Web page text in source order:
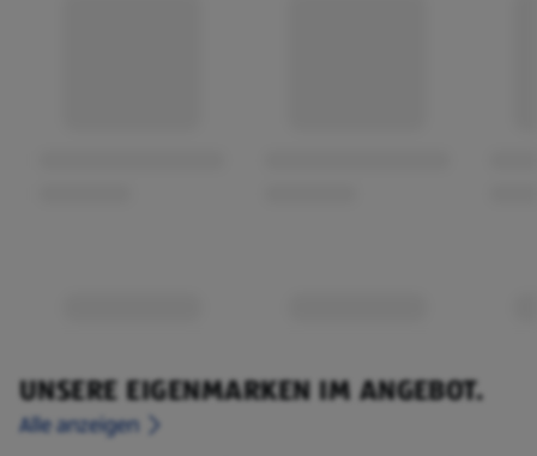
UNSERE EIGENMARKEN IM ANGEBOT.
Alle anzeigen